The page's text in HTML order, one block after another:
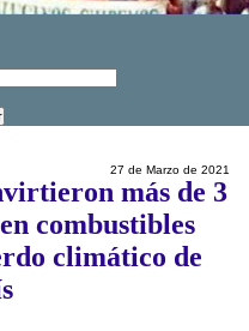
27 de Marzo de 2021
más de 3
combustibles
climático de